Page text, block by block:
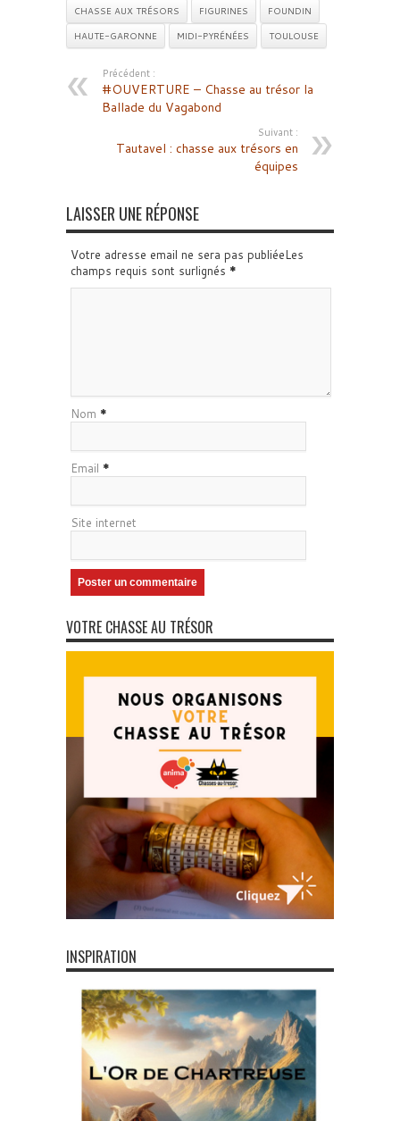
CHASSE AUX TRÉSORS
FIGURINES
FOUNDIN
HAUTE-GARONNE
MIDI-PYRÉNÉES TOULOUSE
Précédent :
#OUVERTURE – Chasse au trésor la
Ballade du Vagabond
Suivant :
Tautavel : chasse aux trésors en
équipes
LAISSER UNE RÉPONSE
Votre adresse email ne sera pas publiéeLes
champs requis sont surlignés *
Nom *
Email *
Site internet
VOTRE CHASSE AU TRÉSOR
INSPIRATION